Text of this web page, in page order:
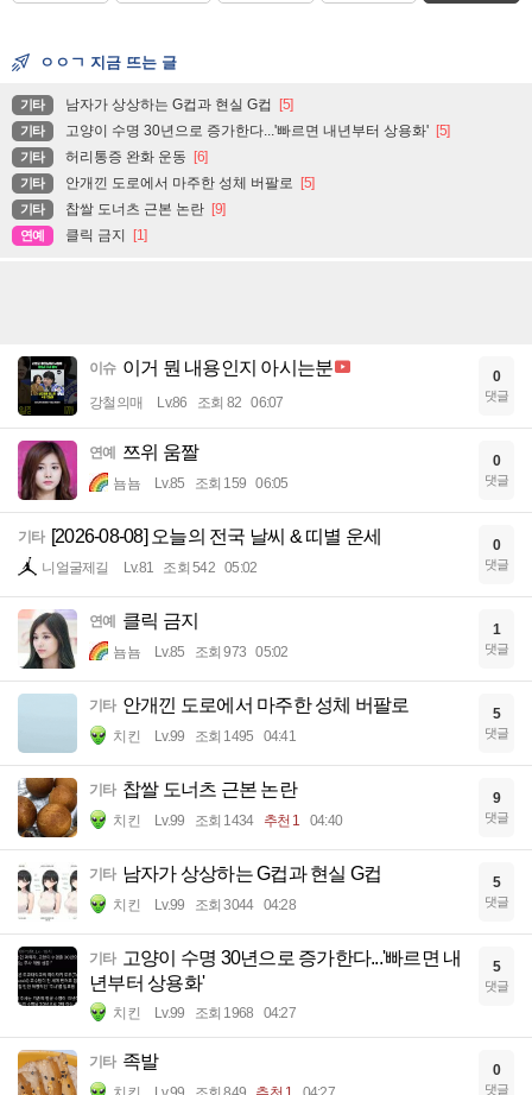
ㅇㅇㄱ 지금 뜨는 글
기타 남자가 상상하는 G컵과 현실 G컵 [5]
기타 고양이 수명 30년으로 증가한다...'빠르면 내년부터 상용화' [5]
기타 허리통증 완화 운동 [6]
기타 안개낀 도로에서 마주한 성체 버팔로 [5]
기타 찹쌀 도너츠 근본 논란 [9]
연예 클릭 금지 [1]
이슈 이거 뭔 내용인지 아시는분
강철의매 Lv.86 조회 82 06:07
0
댓글
연예 쯔위 움짤
뇸뇸 Lv.85 조회 159 06:05
0
댓글
기타 [2026-08-08] 오늘의 전국 날씨 & 띠별 운세
니얼굴제길 Lv.81 조회 542 05:02
0
댓글
연예 클릭 금지
뇸뇸 Lv.85 조회 973 05:02
1
댓글
기타 안개낀 도로에서 마주한 성체 버팔로
치킨 Lv.99 조회 1495 04:41
5
댓글
기타 찹쌀 도너츠 근본 논란
치킨 Lv.99 조회 1434 추천 1 04:40
9
댓글
기타 남자가 상상하는 G컵과 현실 G컵
치킨 Lv.99 조회 3044 04:28
5
댓글
기타 고양이 수명 30년으로 증가한다...'빠르면 내
년부터 상용화'
치킨 Lv.99 조회 1968 04:27
5
댓글
기타 족발 0
댓글